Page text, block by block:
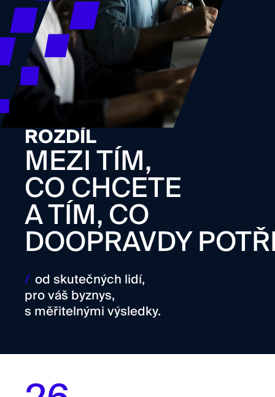
ROZDÍL
MEZI TÍM,
CO CHCETE
A TÍM, CO
DOOPRAVDY
/od skutečných lidí,
pro váš byznys,
s měřitelnými výsledky.